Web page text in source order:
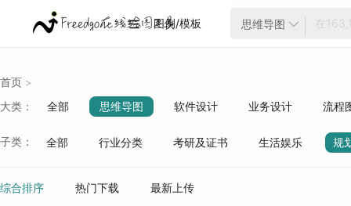
 图例/模板 思维导图 
首页 >
大类： 全部 思维导图 软件设计 业务设计
流程
生
子类： 全部 行业分类 考研及证书 生活娱乐 规
综合排序 热门下载 最新上传